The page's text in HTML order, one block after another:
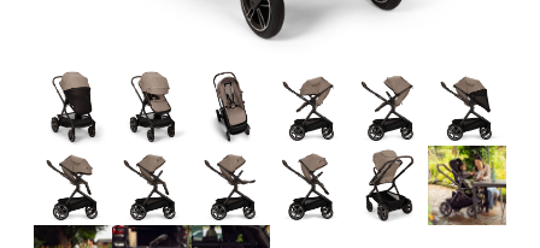
Varumärken
Sol och bad Outlet
Guider
Kontakta oss
Uthyrning Vår butik